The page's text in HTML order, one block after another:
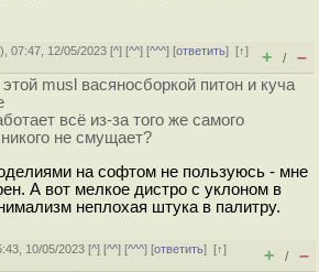
), 07:47, 12/05/2023 [^] [^^] [^^^] [ответить][↑]
+ / –
musl васяносборкой питон и куча
всё из-за того же самого
не смущает?
на софтом не пользуюсь - мне
А вот мелкое дистро с уклоном в
неплохая штука в палитру.
10/05/2023 [^] [^^] [^^^] [ответить][↑]
+ / –